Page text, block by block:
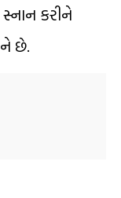
કરીને
છે.